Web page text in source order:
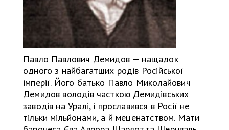
Павло Павлович Демидов — нащадок
одного з найбагатших родів Російської
імперії. Його батько Павло Миколайович
Демидов володів часткою Демидівських
заводів на Уралі, і прославився в Росії не
тільки мільйонами, а й меценатством. Мати